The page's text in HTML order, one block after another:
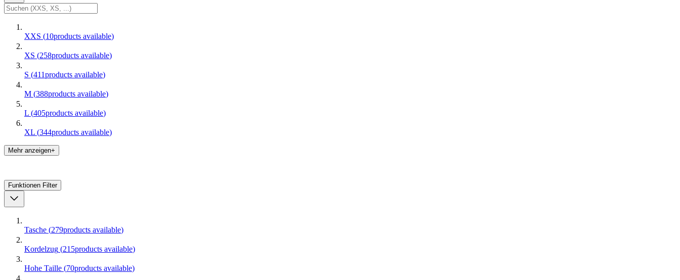
XXS (10products available)
XS (258products available)
S (411products available)
M (388products available)
L (405products available)
XL (344products available)
Mehr anzeigen+
Funktionen Filter
Tasche (279products available)
Kordelzug (215products available)
Hohe Taille (70products available)